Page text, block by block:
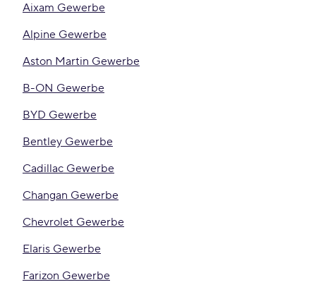
Aixam Gewerbe
Alpine Gewerbe
Aston Martin Gewerbe
B-ON Gewerbe
BYD Gewerbe
Bentley Gewerbe
Cadillac Gewerbe
Changan Gewerbe
Chevrolet Gewerbe
Elaris Gewerbe
Farizon Gewerbe